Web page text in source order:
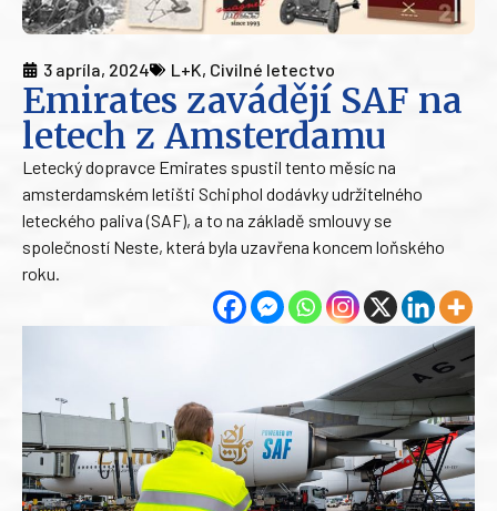
3 apríla, 2024 L+K, Civilné letectvo
Emirates zavádějí SAF na
letech z Amsterdamu
Letecký dopravce Emirates spustil tento měsíc na
amsterdamském letišti Schiphol dodávky udržitelného
leteckého paliva (SAF), a to na základě smlouvy se
společností Neste, která byla uzavřena koncem loňského
roku.